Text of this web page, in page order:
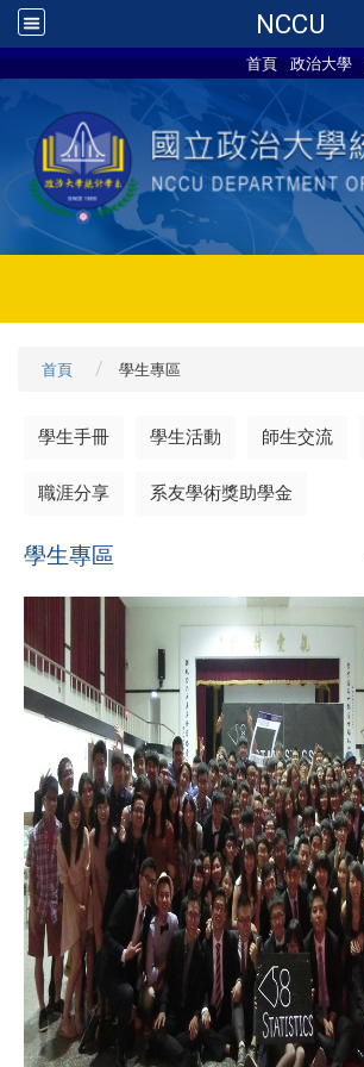
NCCU
首頁 政治大學
首頁 學生專區
學生手冊 學生活動 師生交流
職涯分享 系友學術獎助學金
學生專區